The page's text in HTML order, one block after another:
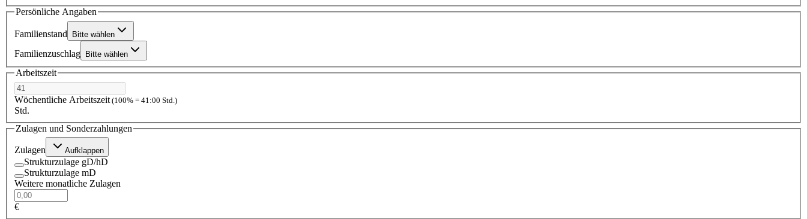
Persönliche Angaben
Familienstand Bitte wählen
Familienzuschlag Bitte wählen
Arbeitszeit
Wöchentliche Arbeitszeit (100% = 41:00 Std.)
Std.
Zulagen und Sonderzahlungen
Zulagen Aufklappen
Strukturzulage gD/hD
Strukturzulage mD
Weitere monatliche Zulagen
€